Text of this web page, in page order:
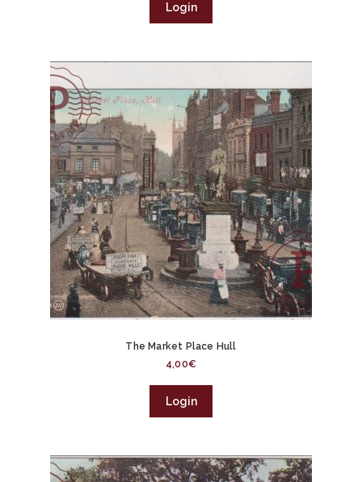
Login
The Market Place Hull
4,00€
Login